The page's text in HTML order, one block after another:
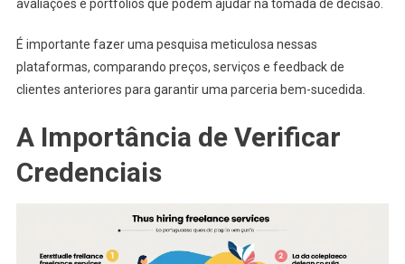
avaliações e portfólios que podem ajudar na tomada de decisão.
É importante fazer uma pesquisa meticulosa nessas
plataformas, comparando preços, serviços e feedback de
clientes anteriores para garantir uma parceria bem-sucedida.
A Importância de Verificar
Credenciais